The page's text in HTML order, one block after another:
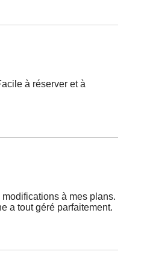
à réserver et à
à mes plans.
a tout géré parfaitement.